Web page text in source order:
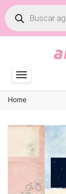
Búsqueda
de
productos
Home